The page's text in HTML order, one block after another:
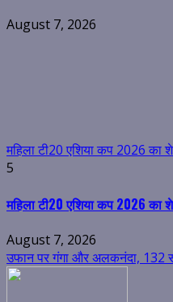
August 7, 2026
महिला टी20 एशिया कप 2026 का
5
महिला टी20 एशिया कप 2026 का
August 7, 2026
उफान पर गंगा और अलकनंदा, 132